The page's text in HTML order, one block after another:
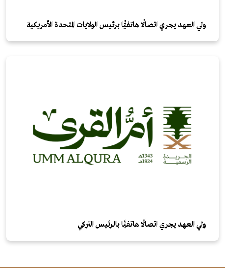
ولي العهد يجري اتصالًا هاتفيًّا برئيس الولايات المتحدة الأمريكية
ولي العهد يجري اتصالًا هاتفيًّا بالرئيس التركي